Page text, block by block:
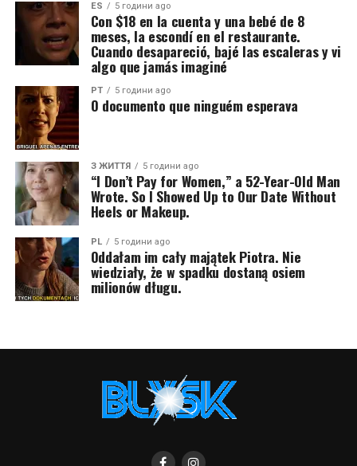
ES 5 години ago
Con $18 en la cuenta y una bebé de 8
meses, la escondí en el restaurante.
Cuando desapareció, bajé las escaleras y vi
algo que jamás imaginé
PT 5 години ago
O documento que ninguém esperava
З ЖИТТЯ 5 години ago
“I Don’t Pay for Women,” a 52-Year-Old Man
Wrote. So I Showed Up to Our Date Without
Heels or Makeup.
PL 5 години ago
Oddałam im cały majątek Piotra. Nie
wiedziały, że w spadku dostaną osiem
milionów długu.